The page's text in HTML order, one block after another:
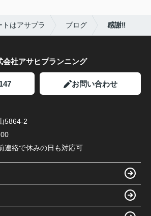
はアサプラ ブログ 感謝‼
会社アサヒプランニング
お問い合わせ
5864-2
連絡で休みの日も対応可